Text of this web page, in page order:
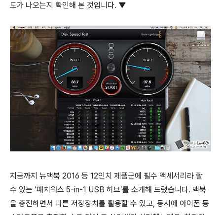
도가 나오는지 확인해 본 것입니다. ▼
지금까지 뉴맥북 2016 등 12인치 제품군에 필수 액세서리라 할
수 있는 ‘패치웍스 5-in-1 USB 허브’를 소개해 드렸습니다. 맥북
을 충전하면서 다른 저장장치를 활용할 수 있고, 동시에 아이폰 등